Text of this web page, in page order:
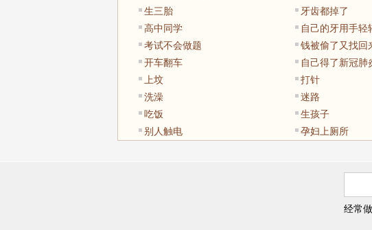
生三胎
牙齿都掉了
高中同学
自己的牙用手轻
考试不会做题
钱被偷了又找回
开车翻车
自己得了新冠肺
上坟
打针
洗澡
迷路
吃饭
生孩子
别人触电
孕妇上厕所
经常